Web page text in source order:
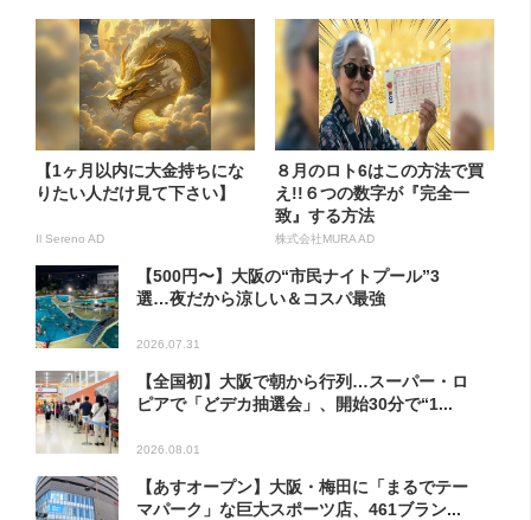
【1ヶ月以内に大金持ちにな
りたい人だけ見て下さい】
Il Sereno AD
８月のロト6はこの方法で買
え!!６つの数字が『完全一
致』する方法
株式会社MURA AD
【500円〜】大阪の“市民ナイトプール”3
選…夜だから涼しい＆コスパ最強
2026.07.31
【全国初】大阪で朝から行列…スーパー・ロ
ピアで「どデカ抽選会」、開始30分で“1...
2026.08.01
【あすオープン】大阪・梅田に「まるでテー
マパーク」な巨大スポーツ店、461ブラン...